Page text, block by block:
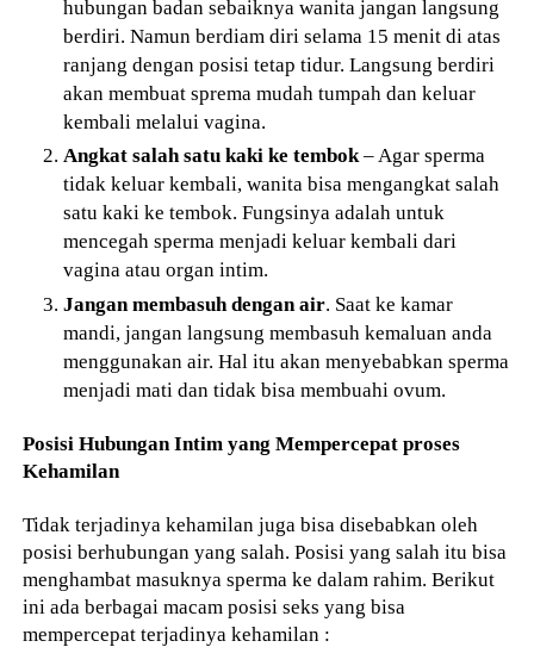
hubungan badan sebaiknya wanita jangan langsung
berdiri. Namun berdiam diri selama 15 menit di atas
ranjang dengan posisi tetap tidur. Langsung berdiri
akan membuat sprema mudah tumpah dan keluar
kembali melalui vagina.
Angkat salah satu kaki ke tembok– Agar sperma
tidak keluar kembali, wanita bisa mengangkat salah
satu kaki ke tembok. Fungsinya adalah untuk
mencegah sperma menjadi keluar kembali dari
vagina atau organ intim.
Jangan membasuh dengan air. Saat ke kamar
mandi, jangan langsung membasuh kemaluan anda
menggunakan air. Hal itu akan menyebabkan sperma
menjadi mati dan tidak bisa membuahi ovum.
Posisi Hubungan Intim yang Mempercepat proses
Kehamilan
Tidak terjadinya kehamilan juga bisa disebabkan oleh
posisi berhubungan yang salah. Posisi yang salah itu bisa
menghambat masuknya sperma ke dalam rahim. Berikut
ini ada berbagai macam posisi seks yang bisa
mempercepat terjadinya kehamilan :